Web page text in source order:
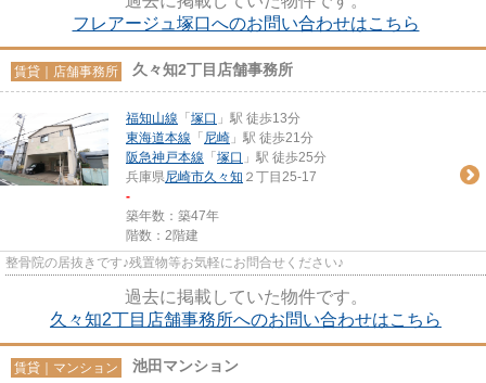
フレアージュ塚口へのお問い合わせはこちら
賃貸｜店舗事務所 久々知2丁目店舗事務所
福知山線 「 塚口 」駅 徒歩13分
東海道本線 「 尼崎 」駅 徒歩21分
阪急神戸本線 「 塚口 」駅 徒歩25分
兵庫県尼崎市久々知 ２丁目25-17
-
築年数：築47年
階数：2階建
整骨院の居抜きです♪残置物等お気軽にお問合せください♪
過去に掲載していた物件です。
久々知2丁目店舗事務所へのお問い合わせはこちら
賃貸｜マンション 池田マンション